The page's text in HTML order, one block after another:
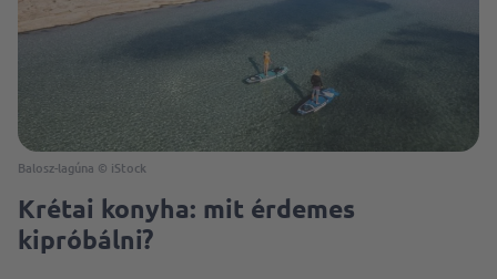
Balosz-lagúna © iStock
Krétai konyha: mit érdemes
kipróbálni?